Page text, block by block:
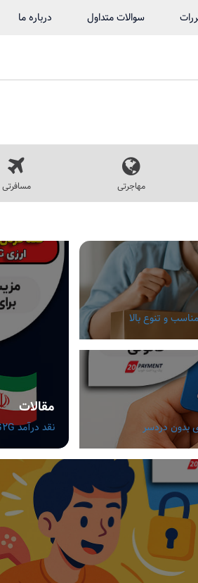
سوالات متداول درباره ما
مهاجرتی مسافرتی
مقالات
نقد درآمد G2G بدون دردسر، روش های مطمئن برای گیمرهای ایرانی